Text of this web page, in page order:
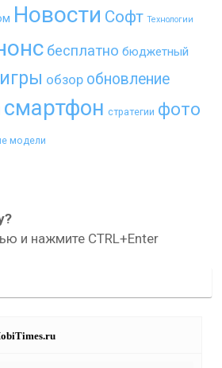
Новости Софт Технологии
бесплатно бюджетный
игры обзор обновление
смартфон стратегии фото
модели
и нажмите CTRL+Enter